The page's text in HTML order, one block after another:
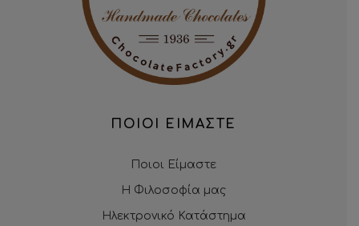
ΠΟΙΟΙ ΕΙΜΑΣΤΕ
Ποιοι Είμαστε
Η Φιλοσοφία μας
Ηλεκτρονικό Κατάστημα